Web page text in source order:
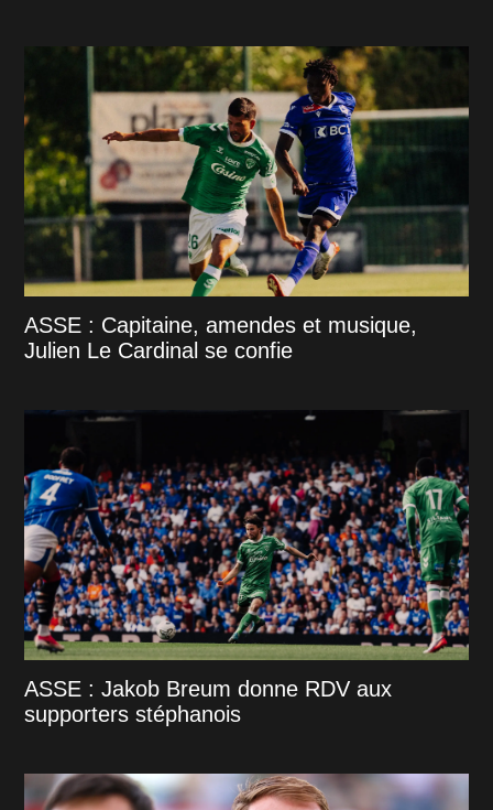
ASSE : Capitaine, amendes et musique,
Julien Le Cardinal se confie
ASSE : Jakob Breum donne RDV aux
supporters stéphanois